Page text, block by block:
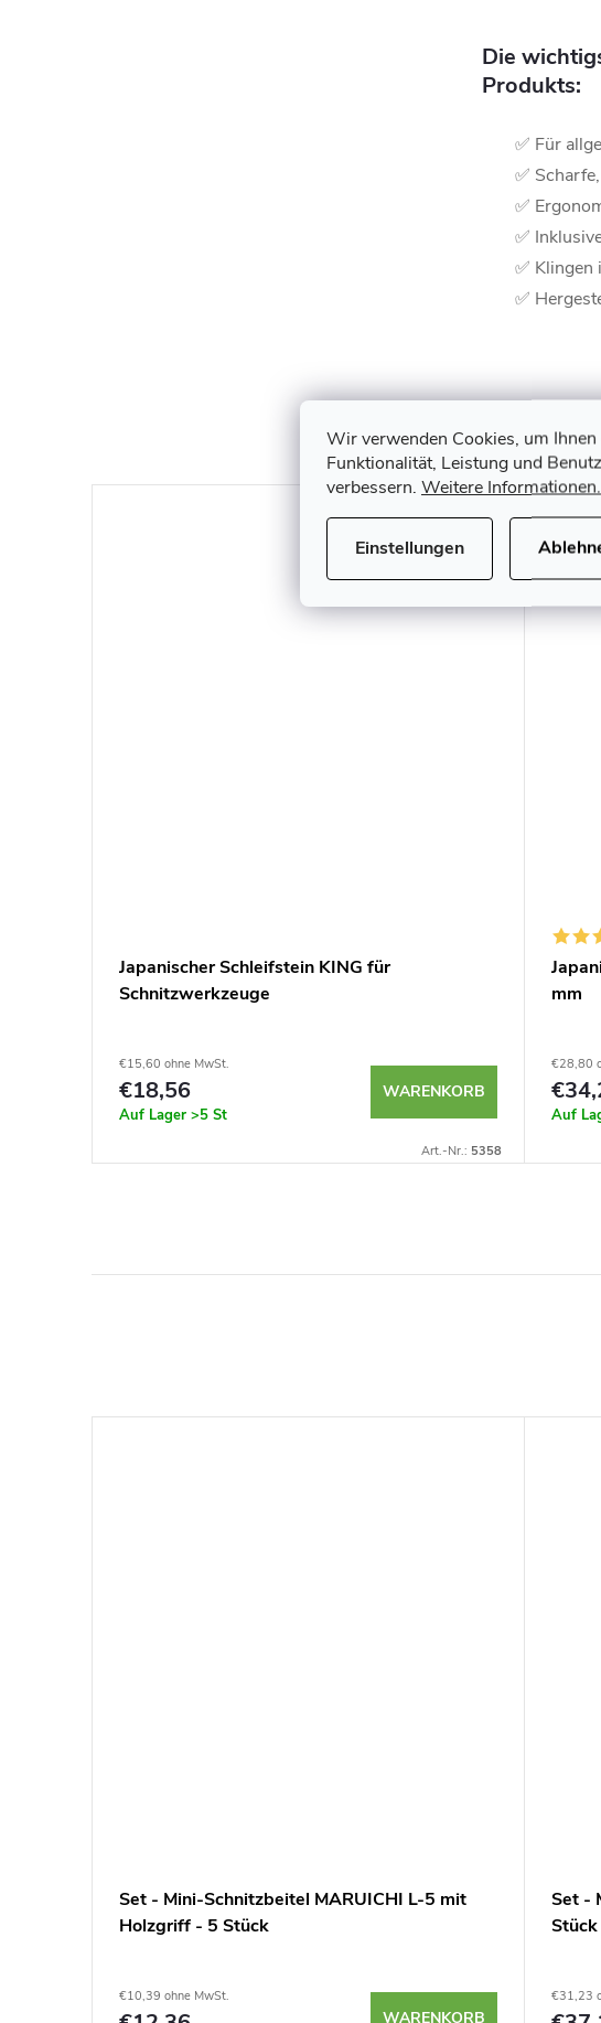
Wir verwenden Cookies, um
Funktionalität, Leistung und
verbessern. Weitere Informationen.
Einstellungen
Die
Produkts:
✅ Für
✅
✅
✅
✅
✅
Japanischer Schleifstein KING für
Schnitzwerkzeuge
€15,60 ohne MwSt.
€18,56
Auf Lager >5 St
WARENKORB
Art.-Nr.: 5358
Tipp
mm
€28,80
Auf
Set - Mini-Schnitzbeitel MARUICHI L-5 mit
Holzgriff - 5 Stück
€10,39 ohne MwSt.
WARENKORB
Set -
Stück
€31,23